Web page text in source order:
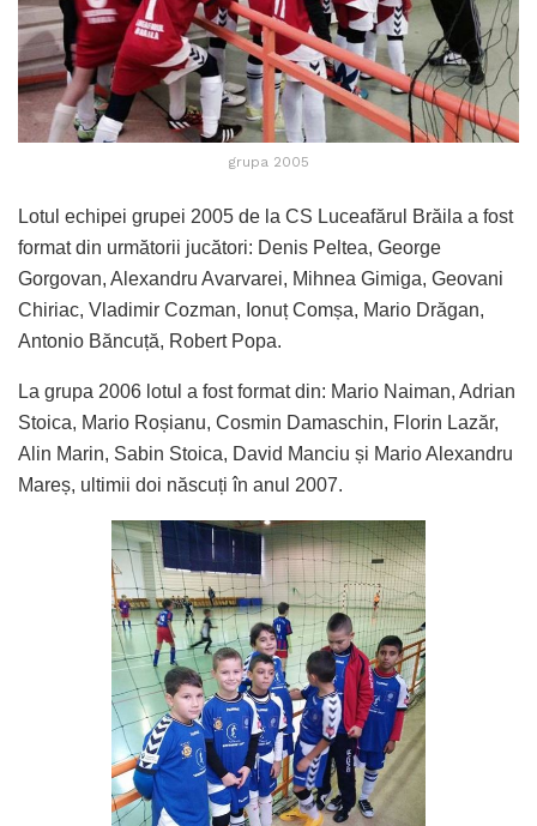
grupa 2005
Lotul echipei grupei 2005 de la CS Luceafărul Brăila a fost
format din următorii jucători: Denis Peltea, George
Gorgovan, Alexandru Avarvarei, Mihnea Gimiga, Geovani
Chiriac, Vladimir Cozman, Ionuț Comșa, Mario Drăgan,
Antonio Băncuță, Robert Popa.
La grupa 2006 lotul a fost format din: Mario Naiman, Adrian
Stoica, Mario Roșianu, Cosmin Damaschin, Florin Lazăr,
Alin Marin, Sabin Stoica, David Manciu și Mario Alexandru
Mareș, ultimii doi născuți în anul 2007.